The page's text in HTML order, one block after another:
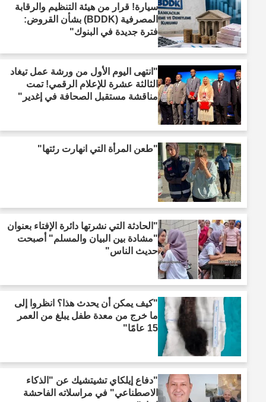
سيارة! قرار من هيئة التنظيم والرقابة
المصرفية (BDDK) بشأن القروض:
فترة جديدة في البنوك"
"انتهى اليوم الأول من ورشة عمل تيغاد
الثالثة عشرة للإعلام الرقمي! تمت
مناقشة مستقبل الصحافة في إغدير"
"طعن المرأة التي انهارت رئتها"
"الحادثة التي نشرتها دائرة الإفتاء بعنوان
"مشادة بين البيان والمسلم" أصبحت
حديث الناس"
"كيف يمكن أن يحدث هذا؟ انظروا إلى
ما خرج من معدة طفل يبلغ من العمر
15 عامًا"
"دفاع إيلكاي تشيتشيك عن "الذكاء
الاصطناعي" في مراسلاته الفاحشة